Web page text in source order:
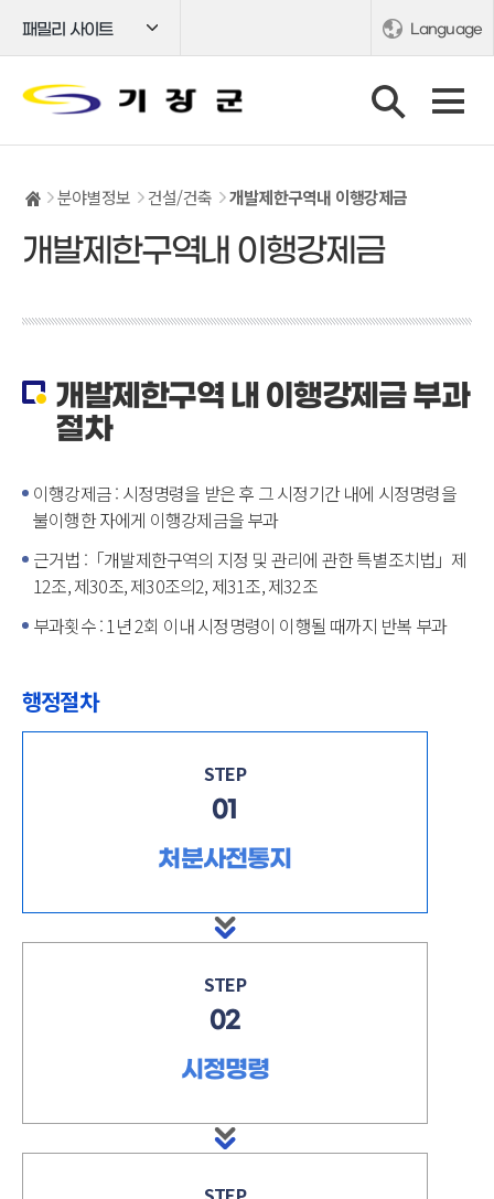
패밀리 사이트 Language
분야별정보 건설/건축 개발제한구역내 이행강제금
개발제한구역내 이행강제금
개발제한구역 내 이행강제금 부과
절차
이행강제금 : 시정명령을 받은 후 그 시정기간 내에 시정명령을
불이행한 자에게 이행강제금을 부과
근거법 :「개발제한구역의 지정 및 관리에 관한 특별조치법」제
12조, 제30조, 제30조의2, 제31조, 제32조
부과횟수 : 1년 2회 이내 시정명령이 이행될 때까지 반복 부과
행정절차
STEP
01
처분사전통지
STEP
02
시정명령